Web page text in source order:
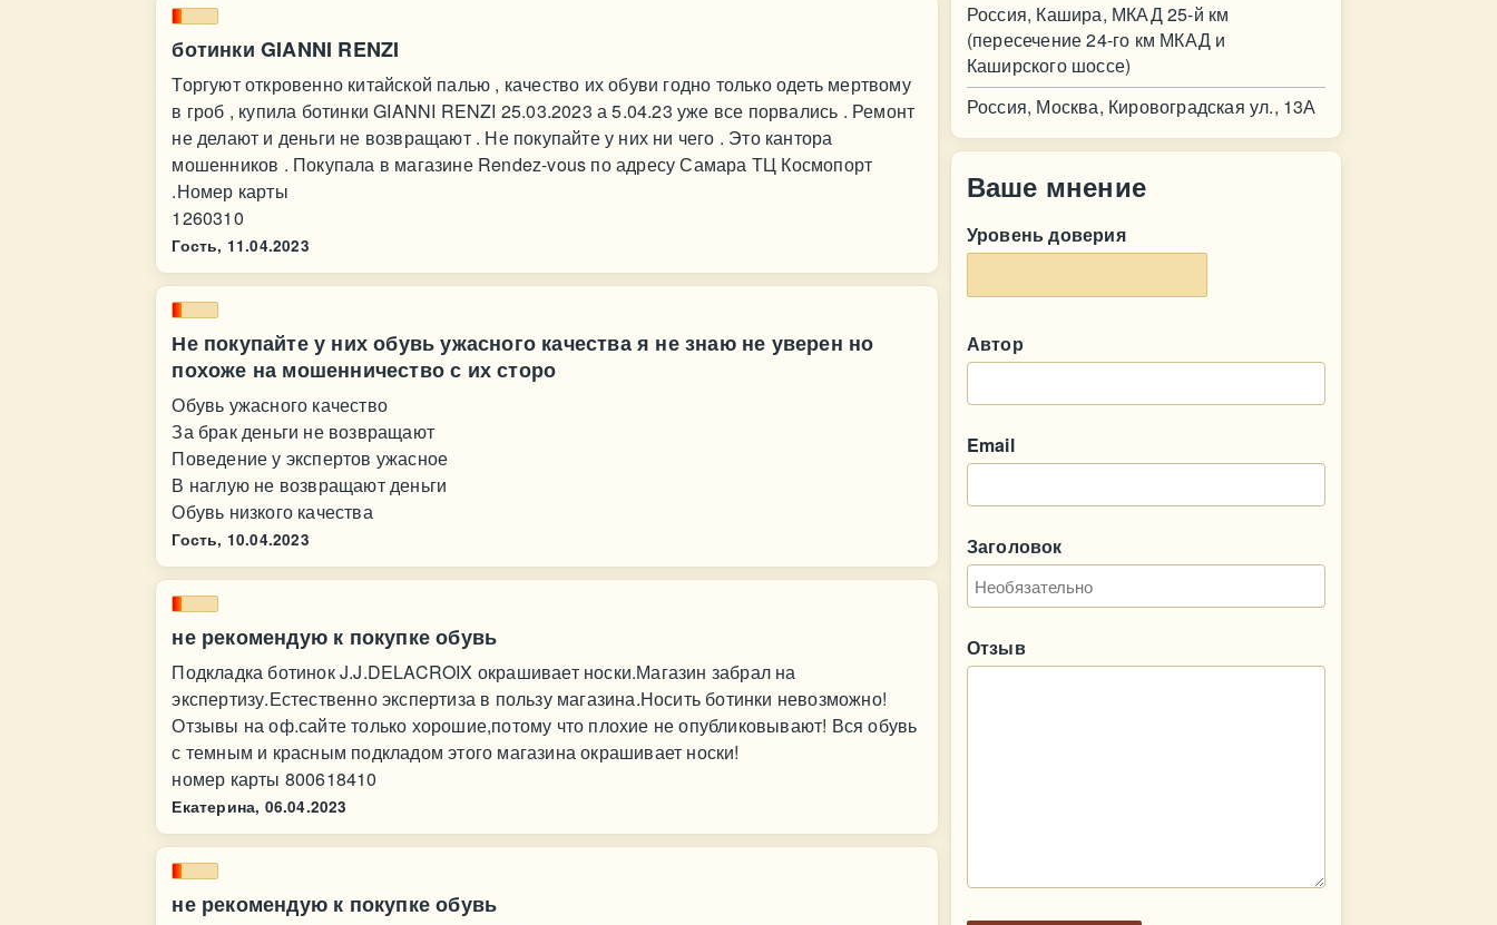
ботинки GIANNI RENZI
Торгуют откровенно китайской палью , качество их обуви годно только одеть мертвому
в гроб , купила ботинки GIANNI RENZI 25.03.2023 а 5.04.23 уже все порвались . Ремонт
не делают и деньги не возвращают . Не покупайте у них ни чего . Это кантора
мошенников . Покупала в магазине Rendez-vous по адресу Самара ТЦ Космопорт
.Номер карты
1260310
Гость, 11.04.2023
Не покупайте у них обувь ужасного качества я не знаю не уверен но
похоже на мошенничество с их сторо
Обувь ужасного качество
За брак деньги не возвращают
Поведение у экспертов ужасное
В наглую не возвращают деньги
Обувь низкого качества
Гость, 10.04.2023
не рекомендую к покупке обувь
Подкладка ботинок J.J.DELACROIX окрашивает носки.Магазин забрал на
экспертизу.Естественно экспертиза в пользу магазина.Носить ботинки невозможно!
Отзывы на оф.сайте только хорошие,потому что плохие не опубликовывают! Вся обувь
с темным и красным подкладом этого магазина окрашивает носки!
номер карты 800618410
Екатерина, 06.04.2023
не рекомендую к покупке обувь
Россия, Кашира, МКАД 25-й км
(пересечение 24-го км МКАД и
Каширского шоссе)
Россия, Москва, Кировоградская ул., 13А
Ваше мнение
Уровень доверия
Автор
Email
Заголовок
Отзыв